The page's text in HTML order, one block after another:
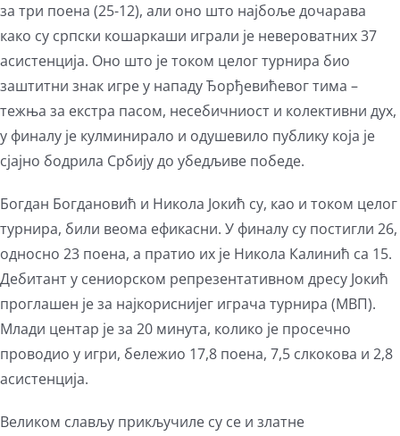
за три поена (25-12), али оно што најбоље дочарава
како су српски кошаркаши играли је невероватних 37
асистенција. Оно што је током целог турнира био
заштитни знак игре у нападу Ђорђевићевог тима –
тежња за екстра пасом, несебичниост и колективни дух,
у финалу је кулминирало и одушевило публику која је
сјајно бодрила Србију до убедљиве победе.
Богдан Богдановић и Никола Јокић су, као и током целог
турнира, били веома ефикасни. У финалу су постигли 26,
односно 23 поена, а пратио их је Никола Калинић са 15.
Дебитант у сениорском репрезентативном дресу Јокић
проглашен је за најкориснијег играча турнира (МВП).
Млади центар је за 20 минута, колико је просечно
проводио у игри, бележио 17,8 поена, 7,5 слкокова и 2,8
асистенција.
Великом слављу прикључиле су се и златне